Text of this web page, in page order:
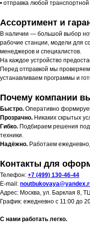
• отправка любой
Ассортимент и
В наличии — большой выбор
рабочие станции, модели для
менеджеров и специалистов.
На каждое устройство
Перед отправкой мы
устанавливаем программы и
Почему компании
Быстро. Оперативно
Прозрачно. Никаких скрытых
Гибко. Подбираем решения под
техники.
Надёжно. Работаем
Контакты для
Телефон: +7 (499) 130-46-44
E-mail:
Адрес: Москва, ул. Барклая 8,
График: ежедневно с 11:00 до
С нами работать легко.